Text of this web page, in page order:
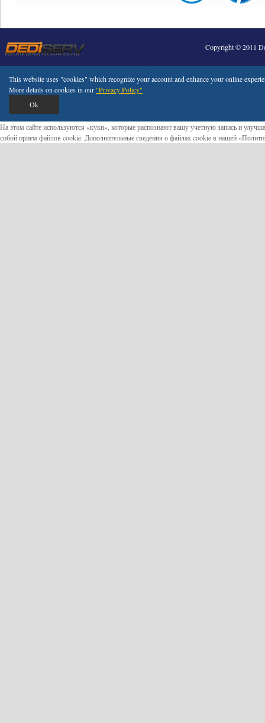
Copyright © 2011
This website uses "cookies" which recognize your account and enhance your online
More details on cookies in our "Privacy Policy"
Ok
На этом сайте используются «куки», которые распознают вашу учетную запись и
собой прием файлов cookie. Дополнительные сведения о файлах cookie в нашей